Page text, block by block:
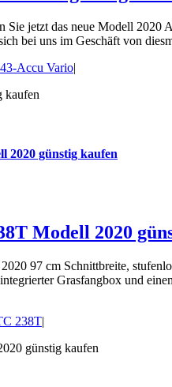
Sie jetzt das neue Modell
bei uns im Geschäft von
Accu Vario|
2020 günstig kaufen
Modell 2020
97 cm Schnittbreite,
Grasfangbox und
238T|